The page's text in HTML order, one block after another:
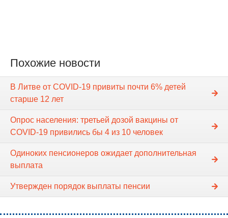
Похожие новости
В Литве от COVID-19 привиты почти 6% детей
старше 12 лет
Опрос населения: третьей дозой вакцины от
COVID-19 привились бы 4 из 10 человек
Одиноких пенсионеров ожидает дополнительная
выплата
Утвержден порядок выплаты пенсии